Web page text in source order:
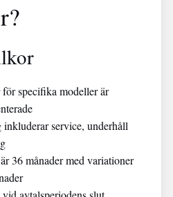
specifika modeller är
service, underhåll
36 månader med variationer